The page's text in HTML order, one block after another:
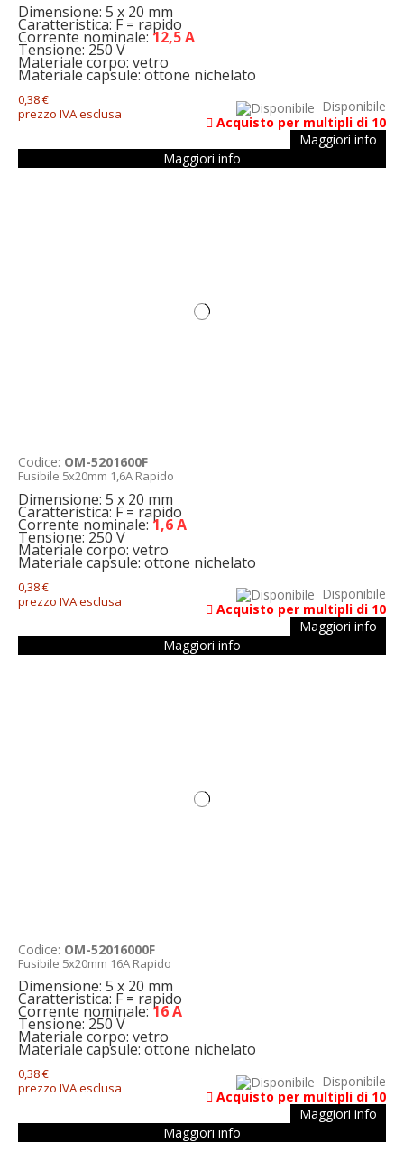
Dimensione: 5 x 20 mm
Caratteristica: F = rapido
Corrente nominale: 12,5 A
Tensione: 250 V
Materiale corpo: vetro
Materiale capsule: ottone nichelato
0,38 €
prezzo IVA esclusa
Disponibile
Acquisto per multipli di 10
Maggiori info
Maggiori info
Codice: OM-5201600F
Fusibile 5x20mm 1,6A Rapido
Dimensione: 5 x 20 mm
Caratteristica: F = rapido
Corrente nominale:1,6 A
Tensione: 250 V
Materiale corpo: vetro
Materiale capsule: ottone nichelato
0,38 €
prezzo IVA esclusa
Disponibile
Acquisto per multipli di 10
Maggiori info
Maggiori info
Codice: OM-52016000F
Fusibile 5x20mm 16A Rapido
Dimensione: 5 x 20 mm
Caratteristica: F = rapido
Corrente nominale: 16 A
Tensione: 250 V
Materiale corpo: vetro
Materiale capsule: ottone nichelato
0,38 €
prezzo IVA esclusa
Disponibile
Acquisto per multipli di 10
Maggiori info
Maggiori info